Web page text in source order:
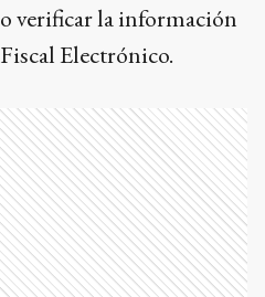
verificar la información
Electrónico.